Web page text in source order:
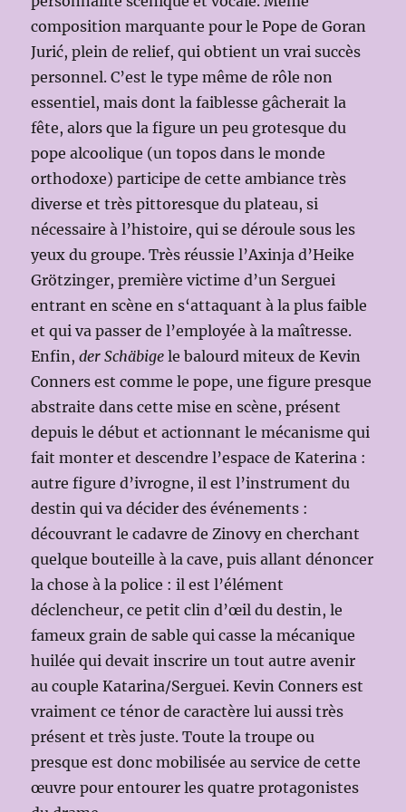
composition marquante pour le Pope de Goran
Jurić, plein de relief, qui obtient un vrai succès
personnel. C’est le type même de rôle non
essentiel, mais dont la faiblesse gâcherait la
fête, alors que la figure un peu grotesque du
pope alcoolique (un topos dans le monde
orthodoxe) participe de cette ambiance très
diverse et très pittoresque du plateau, si
nécessaire à l’histoire, qui se déroule sous les
yeux du groupe. Très réussie l’Axinja d’Heike
Grötzinger, première victime d’un Serguei
entrant en scène en s‘attaquant à la plus faible
et qui va passer de l’employée à la maîtresse.
Enfin,der Schäbige le balourd miteux de Kevin
Conners est comme le pope, une figure presque
abstraite dans cette mise en scène, présent
depuis le début et actionnant le mécanisme qui
fait monter et descendre l’espace de Katerina :
autre figure d’ivrogne, il est l’instrument du
destin qui va décider des événements :
découvrant le cadavre de Zinovy en cherchant
quelque bouteille à la cave, puis allant dénoncer
la chose à la police : il est l’élément
déclencheur, ce petit clin d’œil du destin, le
fameux grain de sable qui casse la mécanique
huilée qui devait inscrire un tout autre avenir
au couple Katarina/Serguei. Kevin Conners est
vraiment ce ténor de caractère lui aussi très
présent et très juste. Toute la troupe ou
presque est donc mobilisée au service de cette
œuvre pour entourer les quatre protagonistes